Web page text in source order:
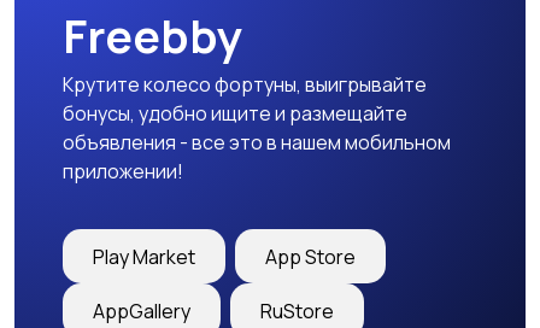
Другое
Freebby
Крутите колесо фортуны, выигрывайте
бонусы, удобно ищите и размещайте
объявления - все это в нашем мобильном
приложении!
Play Market App Store
AppGallery RuStore